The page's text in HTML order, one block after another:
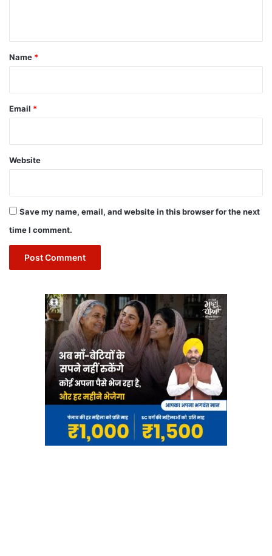
*
Name *
Email *
Website
Save my name, email, and website in this browser for the next
time I comment.